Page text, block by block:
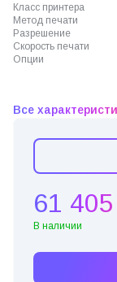
Класс принтера
Метод печати
Разрешение
Скорость печати
Опции
Все
61
В наличии